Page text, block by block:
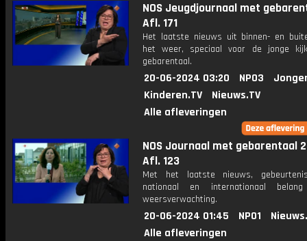
NOS Jeugdjournaal met
Afl. 171
Het laatste nieuws uit binnen- en
het weer, speciaal voor de jonge
gebarentaal.
20-06-2024 03:20 NPO3
Kinderen.TV
Nieuws.TV
Alle afleveringen
NOS Journaal met gebarentaal
Afl. 123
Met het laatste nieuws,
nationaal en internationaal
weersverwachting.
20-06-2024 01:45 NPO1
Alle afleveringen